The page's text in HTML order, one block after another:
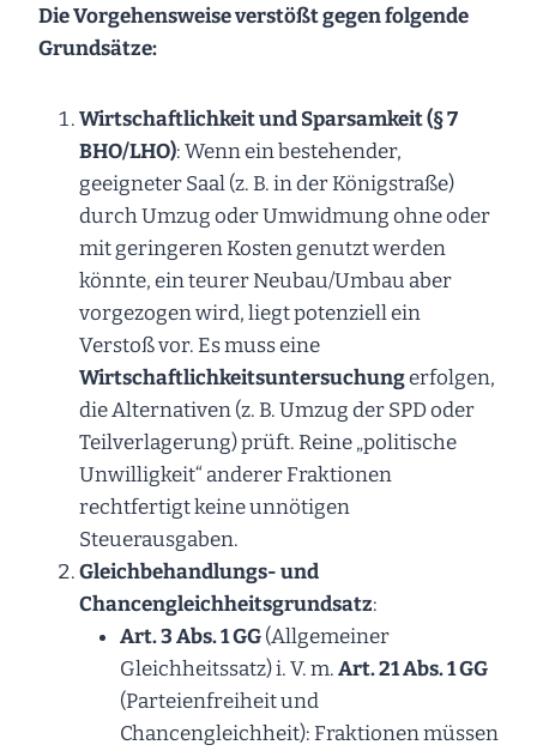
Die Vorgehensweise verstößt gegen folgende
Grundsätze:
Wirtschaftlichkeit und Sparsamkeit (§ 7
BHO/LHO): Wenn ein bestehender,
geeigneter Saal (z. B. in der Königstraße)
durch Umzug oder Umwidmung ohne oder
mit geringeren Kosten genutzt werden
könnte, ein teurer Neubau/Umbau aber
vorgezogen wird, liegt potenziell ein
Verstoß vor. Es muss eine
Wirtschaftlichkeitsuntersuchungerfolgen,
die Alternativen (z. B. Umzug der SPD oder
Teilverlagerung) prüft. Reine „politische
Unwilligkeit“ anderer Fraktionen
rechtfertigt keine unnötigen
Steuerausgaben.
Gleichbehandlungs- und
Chancengleichheitsgrundsatz:
Art. 3 Abs. 1 GG(Allgemeiner
Gleichheitssatz) i. V. m.Art. 21 Abs. 1 GG
(Parteienfreiheit und
Chancengleichheit): Fraktionen müssen